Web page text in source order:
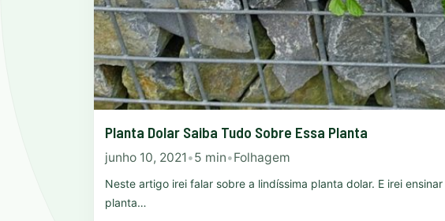
Planta Dolar Saiba Tudo Sobre Essa Planta
junho 10, 2021 •5 min•Folhagem
Neste artigo irei falar sobre a lindíssima planta dolar. E irei
planta…